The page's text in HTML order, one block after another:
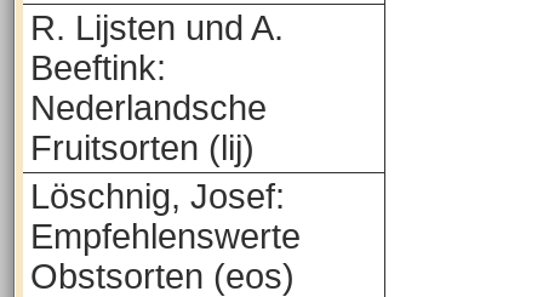
R. Lijsten und A.
Beeftink:
Nederlandsche
Fruitsorten (lij)
Löschnig, Josef:
Empfehlenswerte
Obstsorten (eos)